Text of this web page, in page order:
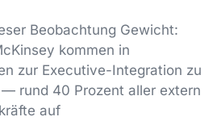
Beobachtung Gewicht:
kommen in
zur Executive-Integration zu
rund 40 Prozent aller extern
auf